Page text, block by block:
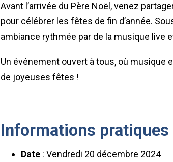
Avant l’arrivée du Père Noël, venez
pour célébrer les fêtes de fin d’année.
ambiance rythmée par de la musique live
Un événement ouvert à tous, où
de joyeuses fêtes !
Informations pratiques
Date : Vendredi 20 décembre 2024